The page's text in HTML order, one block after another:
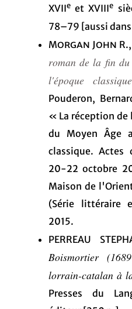
XVIIeet XVIIIe
78–79 [aussi
Morgan John R.,
roman de la fin
l'époque classique
Pouderon,
« La réception
du Moyen Âge
classique. Actes
20-22 octobre
Maison de
(Série littéraire
2015.
PERREAU
Boismortier
lorrain-catalan à
Presses du